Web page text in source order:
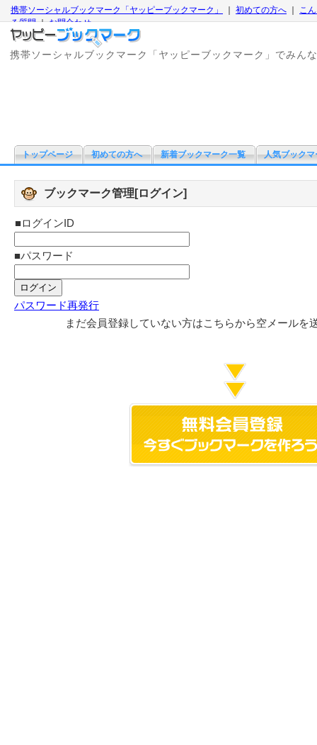
携帯ソーシャルブックマーク「ヤッピーブックマーク」 初めての方へ
こ
る質問｜お問合わせ
携帯ソーシャルブックマーク「ヤッピーブックマーク」でみん
トップページ 初めての方へ 新着ブックマーク一覧 人気ブックマ
ブックマーク管理[ログイン]
■ログインID
■パスワード
パスワード再発行
まだ会員登録していない方はこちらから空メールを